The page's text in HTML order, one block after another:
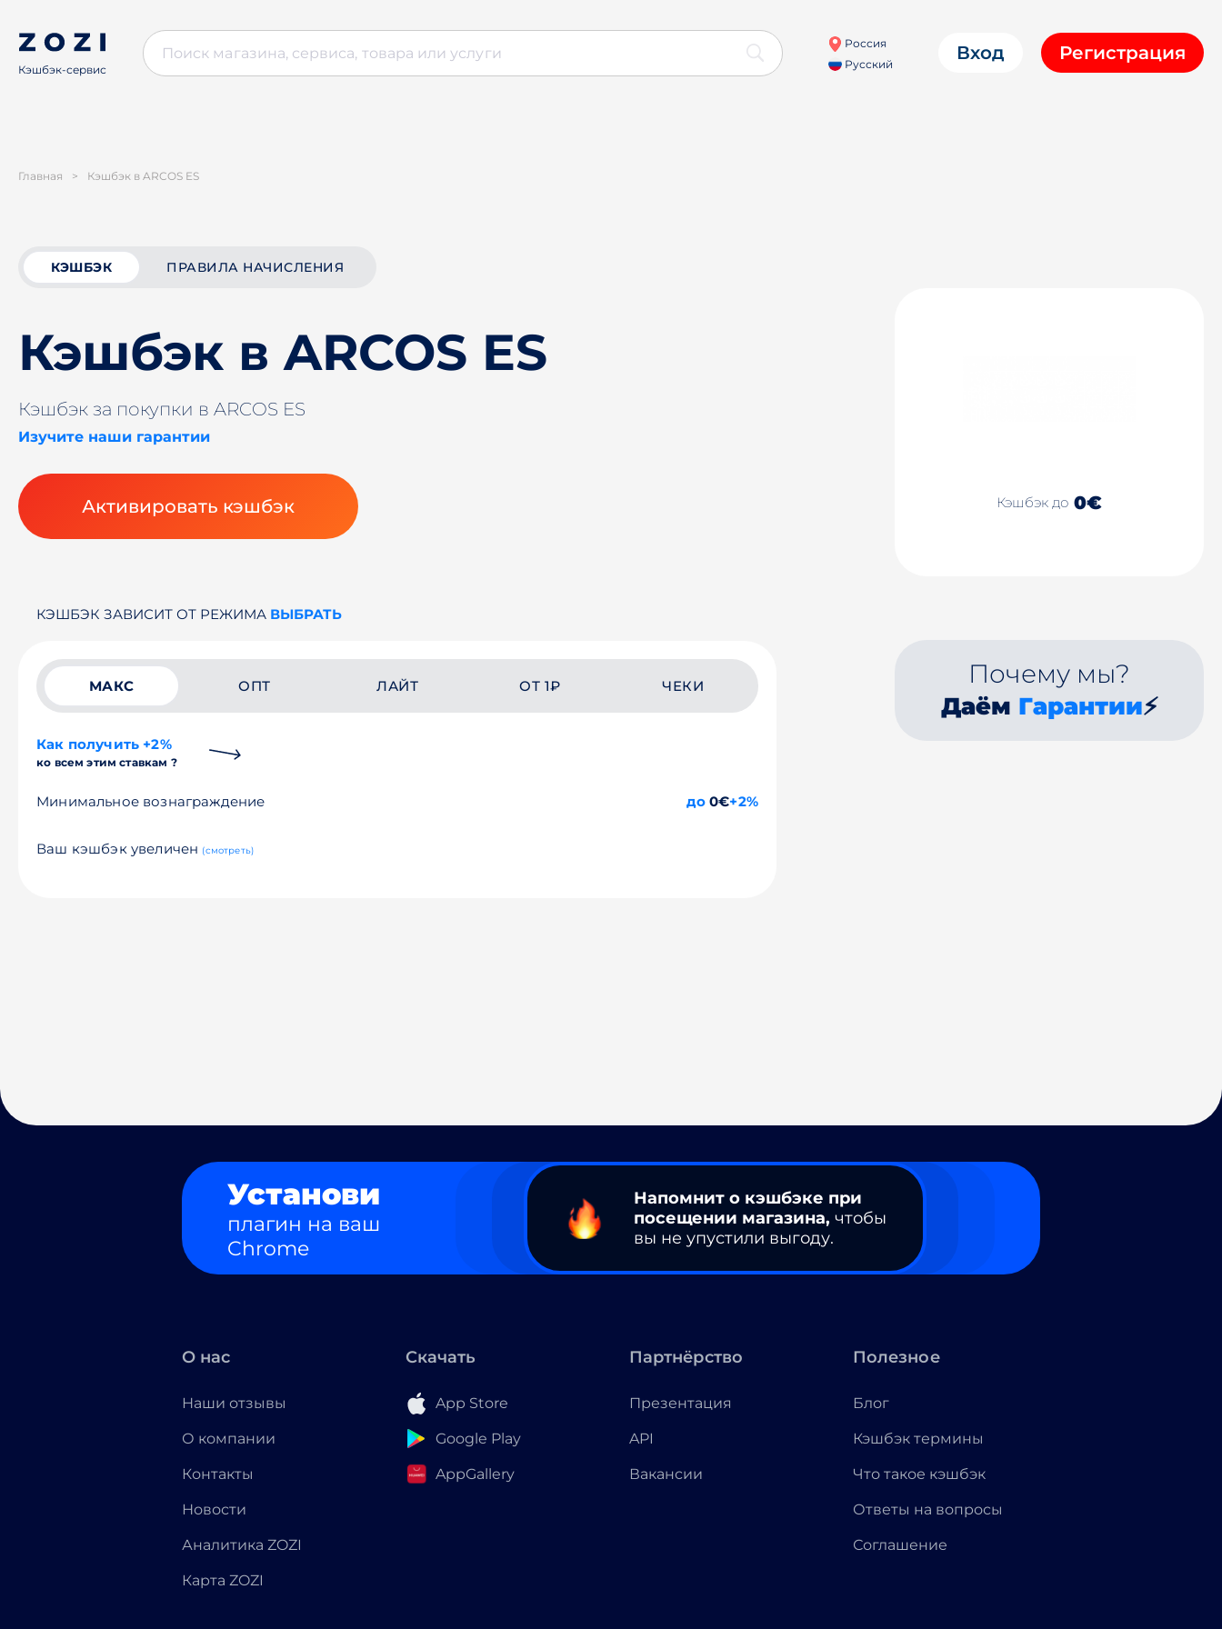
Кэшбэк-сервис
Россия
Русский
Вход Регистрация
Главная > Кэшбэк в ARCOS ES
КЭШБЭК ПРАВИЛА НАЧИСЛЕНИЯ
Кэшбэк в ARCOS ES
Кэшбэк за покупки в ARCOS ES
Изучите наши гарантии
Активировать кэшбэк Кэшбэк до 0€
КЭШБЭК ЗАВИСИТ ОТ РЕЖИМА ВЫБРАТЬ
МАКС ОПТ ЛАЙТ ОТ 1₽ ЧЕКИ
Как получить +2%
ко всем этим ставкам ?
Минимальное вознаграждение до0€+2%
Ваш кэшбэк увеличен (смотреть)
Почему мы?
Даём Гарантии⚡
Установи
плагин на ваш
Chrome
Напомнит о кэшбэке при
посещении магазина, чтобы
вы не упустили выгоду.
О нас
Наши отзывы
О компании
Контакты
Новости
Аналитика ZOZI
Карта ZOZI
Скачать
App Store
Google Play
AppGallery
Партнёрство
Презентация
API
Вакансии
Полезное
Блог
Кэшбэк термины
Что такое кэшбэк
Ответы на вопросы
Соглашение